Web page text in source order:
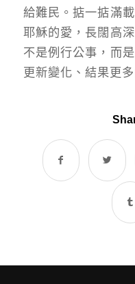
給難民。掂一掂滿
耶穌的愛，長闊高
不是例行公事，而
更新變化、結果更